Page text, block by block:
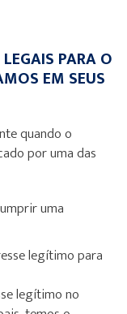
PARA O
EM SEUS
quando o
por uma das
uma
legítimo para
legítimo no